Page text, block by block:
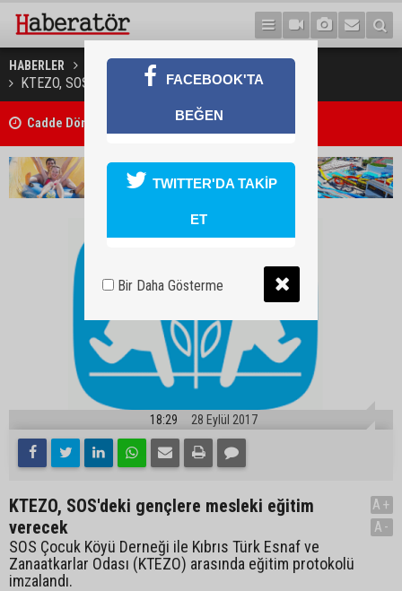
HABERLER EĞİTİM
KTEZO, SOS'deki gençlere mesleki eğitim verecek
6 Ağustos 2026 Döviz Kurları
18:29 28 Eylül 2017
KTEZO, SOS'deki gençlere mesleki eğitim
verecek
SOS Çocuk Köyü Derneği ile Kıbrıs Türk Esnaf ve
Zanaatkarlar Odası (KTEZO) arasında eğitim protokolü
imzalandı.
A+
A-
FACEBOOK'TA
BEĞEN
TWITTER'DA TAKİP
ET
Bir Daha Gösterme